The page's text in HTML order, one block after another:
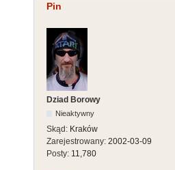
Pin
Dziad Borowy
Nieaktywny
Skąd: Kraków
Zarejestrowany: 2002-03-09
Posty: 11,780